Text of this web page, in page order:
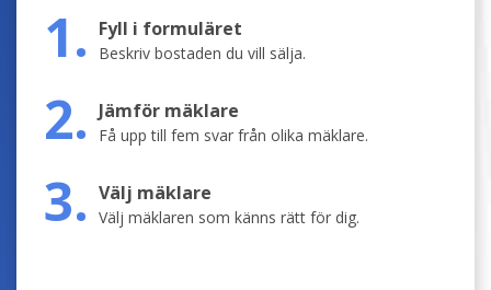
1. Fyll i formuläret
Beskriv bostaden du vill sälja.
2. Jämför mäklare
Få upp till fem svar från olika mäklare.
3. Välj mäklare
Välj mäklaren som känns rätt för dig.